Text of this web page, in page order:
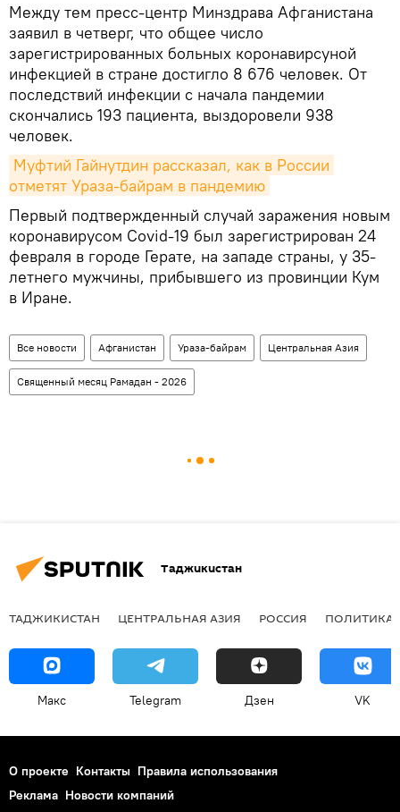
Между тем пресс-центр Минздрава Афганистана
заявил в четверг, что общее число
зарегистрированных больных коронавирсуной
инфекцией в стране достигло 8 676 человек. От
последствий инфекции с начала пандемии
скончались 193 пациента, выздоровели 938
человек.
Муфтий Гайнутдин рассказал, как в России
отметят Ураза-байрам в пандемию
Первый подтвержденный случай заражения новым
коронавирусом Covid-19 был зарегистрирован 24
февраля в городе Герате, на западе страны, у 35-
летнего мужчины, прибывшего из провинции Кум
в Иране.
Все новости Афганистан Ураза-байрам Центральная Азия
Священный месяц Рамадан - 2026
Таджикистан
ТАДЖИКИСТАН ЦЕНТРАЛЬНАЯ АЗИЯ РОССИЯ ПОЛИТИКА
Макс Telegram Дзен VK
О проекте Контакты Правила использования
Реклама Новости компаний